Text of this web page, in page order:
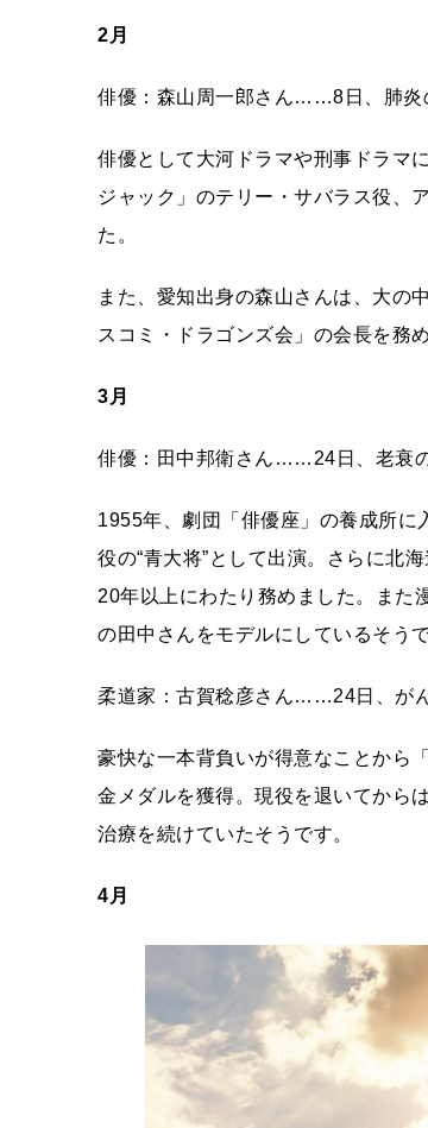
2月
俳優：森山周一郎さん……8日、肺炎
俳優として大河ドラマや刑事ドラマ
ジャック」のテリー・サバラス役、
た。
また、愛知出身の森山さんは、大の
スコミ・ドラゴンズ会」の会長を務
3月
俳優：田中邦衛さん……24日、老衰
1955年、劇団「俳優座」の養成所
役の“青大将”として出演。さらに北
20年以上にわたり務めました。また
の田中さんをモデルにしているそうで
柔道家：古賀稔彦さん……24日、が
豪快な一本背負いが得意なことから
金メダルを獲得。現役を退いてから
治療を続けていたそうです。
4月